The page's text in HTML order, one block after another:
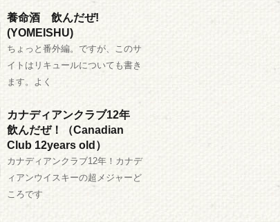
養命酒 飲んだぜ!
(YOMEISHU)
ちょっと番外編。ですが、このサ
イトはリキュールについても書き
ます。よく
カナディアンクラブ12年
飲んだぜ！（Canadian
Club 12years old）
カナディアンクラブ12年！カナデ
ィアンウイスキーの超メジャーど
ころです